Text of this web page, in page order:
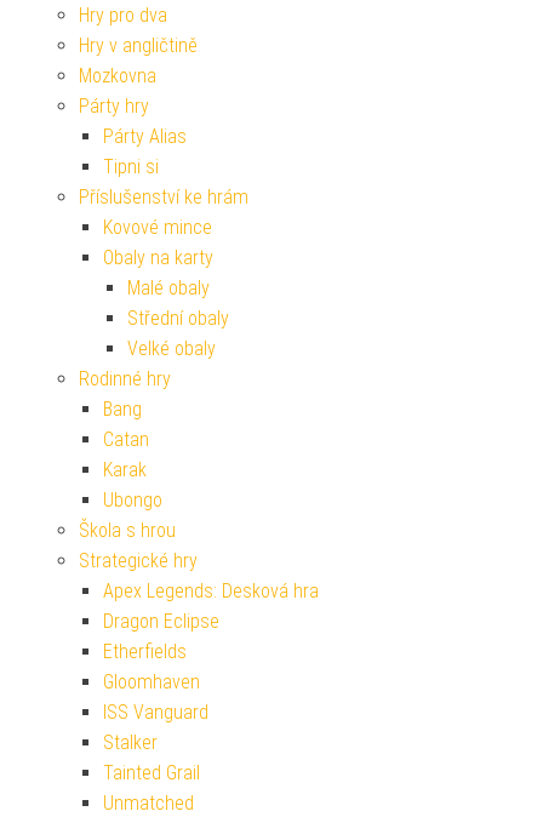
Hry pro dva
Hry v angličtině
Mozkovna
Párty hry
Párty Alias
Tipni si
Příslušenství ke hrám
Kovové mince
Obaly na karty
Malé obaly
Střední obaly
Velké obaly
Rodinné hry
Bang
Catan
Karak
Ubongo
Škola s hrou
Strategické hry
Apex Legends: Desková hra
Dragon Eclipse
Etherfields
Gloomhaven
ISS Vanguard
Stalker
Tainted Grail
Unmatched